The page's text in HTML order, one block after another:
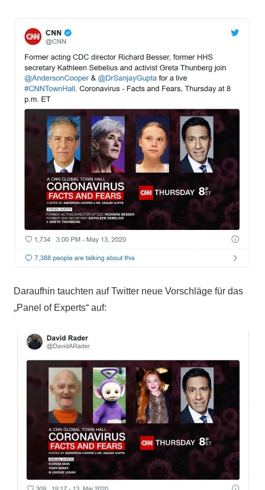
Daraufhin tauchten auf Twitter neue Vorschläge für das
„Panel of Experts“ auf: